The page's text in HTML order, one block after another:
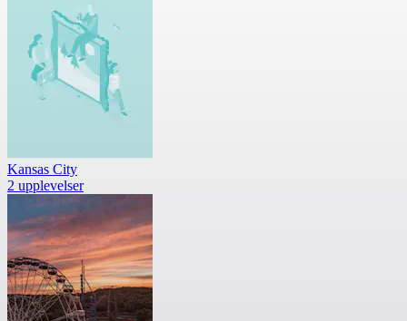
Kansas City
2 upplevelser